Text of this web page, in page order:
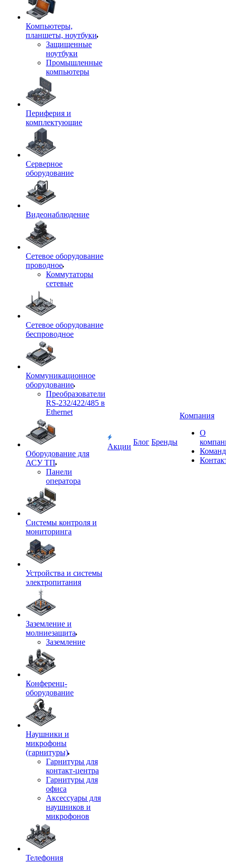
Компьютеры,
планшеты, ноутбуки
Защищенные
ноутбуки
Промышленные
компьютеры
Периферия и
комплектующие
Серверное
оборудование
Видеонаблюдение
Сетевое оборудование
проводное
Коммутаторы
сетевые
Сетевое оборудование
беспроводное
Коммуникационное
оборудование
Преобразователи
RS-232/422/485 в
Ethernet
Оборудование для
АСУ ТП
Панели
оператора
Системы контроля и
мониторинга
Устройства и системы
электропитания
Заземление и
молниезащита
Заземление
Конференц-
оборудование
Наушники и
микрофоны
(гарнитуры)
Гарнитуры для
контакт-центра
Гарнитуры для
офиса
Аксессуары для
наушников и
микрофонов
Телефония
Акции
Блог Бренды
Компания
О